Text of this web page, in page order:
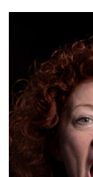
Mensen &
Heute in
JoGo –
Mensa-FAQs
Wohnen